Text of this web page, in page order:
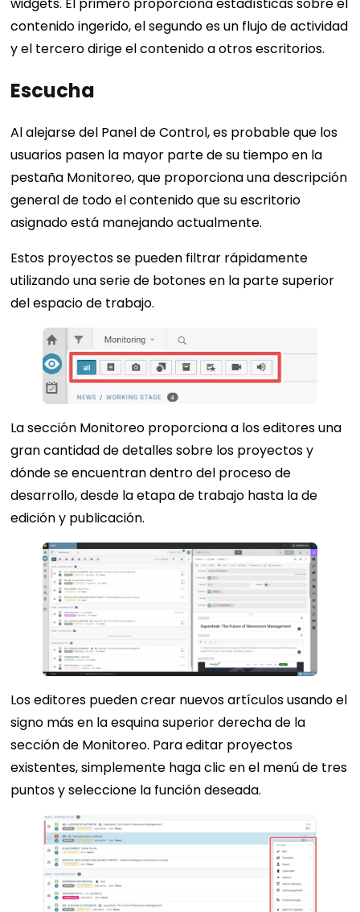
widgets. El primero proporciona estadísticas sobre el
contenido ingerido, el segundo es un flujo de actividad
y el tercero dirige el contenido a otros escritorios.
Escucha
Al alejarse del Panel de Control, es probable que los
usuarios pasen la mayor parte de su tiempo en la
pestaña Monitoreo, que proporciona una descripción
general de todo el contenido que su escritorio
asignado está manejando actualmente.
Estos proyectos se pueden filtrar rápidamente
utilizando una serie de botones en la parte superior
del espacio de trabajo.
La sección Monitoreo proporciona a los editores una
gran cantidad de detalles sobre los proyectos y
dónde se encuentran dentro del proceso de
desarrollo, desde la etapa de trabajo hasta la de
edición y publicación.
Los editores pueden crear nuevos artículos usando el
signo más en la esquina superior derecha de la
sección de Monitoreo. Para editar proyectos
existentes, simplemente haga clic en el menú de tres
puntos y seleccione la función deseada.